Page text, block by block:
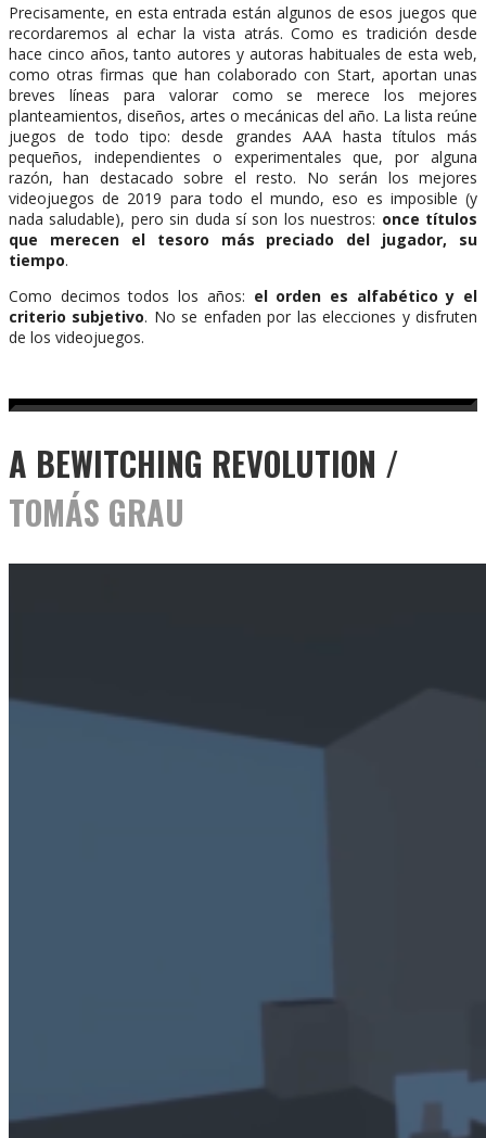
Precisamente, en esta entrada están algunos de esos juegos que
recordaremos al echar la vista atrás. Como es tradición desde
hace cinco años, tanto autores y autoras habituales de esta web,
como otras firmas que han colaborado con Start, aportan unas
breves líneas para valorar como se merece los mejores
planteamientos, diseños, artes o mecánicas del año. La lista reúne
juegos de todo tipo: desde grandes AAA hasta títulos más
pequeños, independientes o experimentales que, por alguna
razón, han destacado sobre el resto. No serán los mejores
videojuegos de 2019 para todo el mundo, eso es imposible (y
nada saludable), pero sin duda sí son los nuestros: once títulos
que merecen el tesoro más preciado del jugador, su
tiempo.
Como decimos todos los años: el orden es alfabético y el
criterio subjetivo. No se enfaden por las elecciones y disfruten
de los videojuegos.
A BEWITCHING REVOLUTION /
TOMÁS GRAU